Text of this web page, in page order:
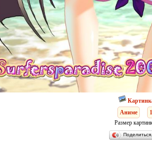
Аниме
Размер